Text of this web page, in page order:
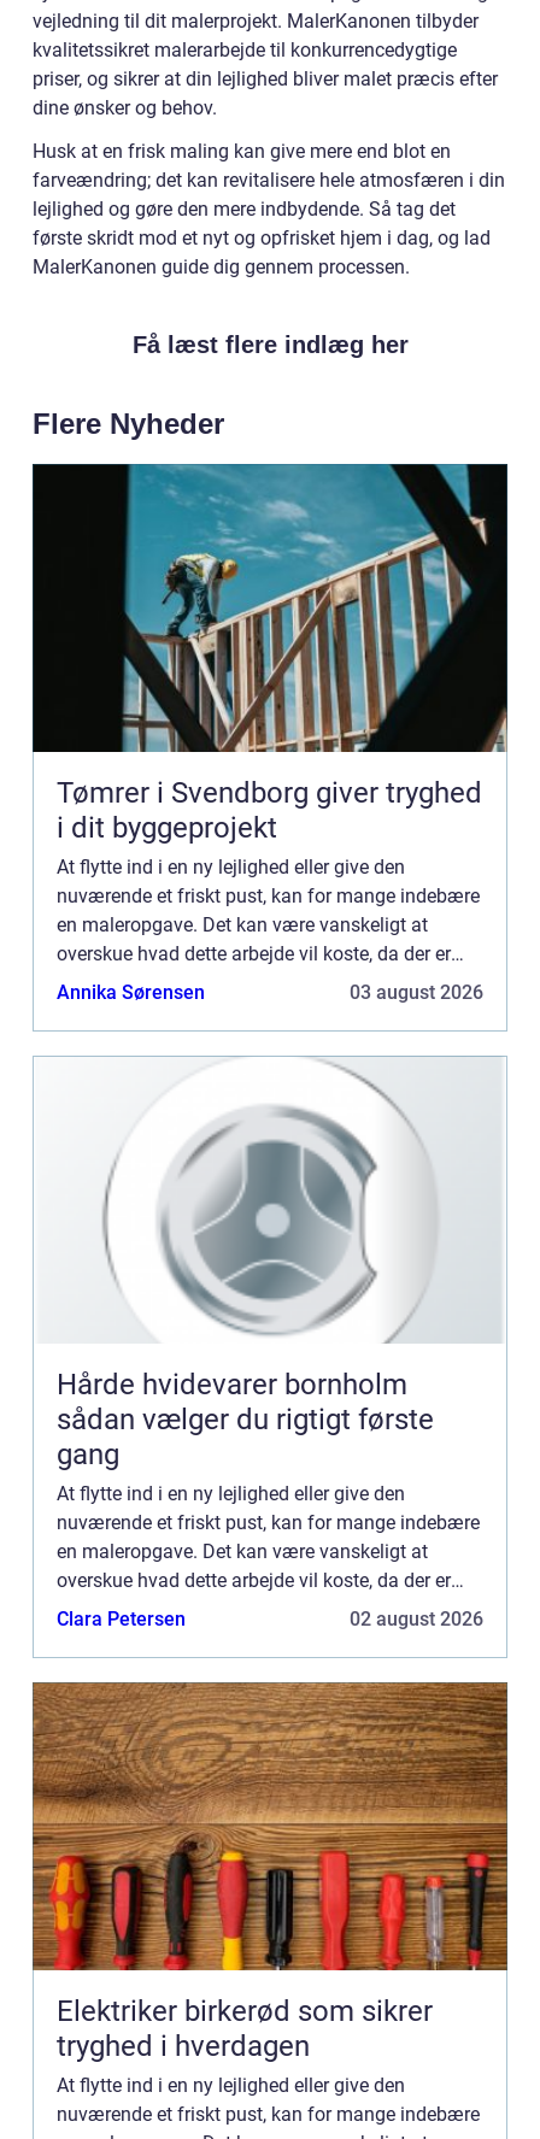
vejledning til dit malerprojekt. MalerKanonen tilbyder
kvalitetssikret malerarbejde til konkurrencedygtige
priser, og sikrer at din lejlighed bliver malet præcis efter
dine ønsker og behov.
Husk at en frisk maling kan give mere end blot en
farveændring; det kan revitalisere hele atmosfæren i din
lejlighed og gøre den mere indbydende. Så tag det
første skridt mod et nyt og opfrisket hjem i dag, og lad
MalerKanonen guide dig gennem processen.
Få læst flere indlæg her
Flere Nyheder
Tømrer i Svendborg giver tryghed
i dit byggeprojekt
At flytte ind i en ny lejlighed eller give den
nuværende et friskt pust, kan for mange indebære
en maleropgave. Det kan være vanskeligt at
overskue hvad dette arbejde vil koste, da der er
mange faktorer, der spiller ind. I denne artikel vil vi
Annika Sørensen 03 august 2026
Hårde hvidevarer bornholm
sådan vælger du rigtigt første
gang
At flytte ind i en ny lejlighed eller give den
nuværende et friskt pust, kan for mange indebære
en maleropgave. Det kan være vanskeligt at
overskue hvad dette arbejde vil koste, da der er
mange faktorer, der spiller ind. I denne artikel vil vi
Clara Petersen 02 august 2026
Elektriker birkerød som sikrer
tryghed i hverdagen
At flytte ind i en ny lejlighed eller give den
nuværende et friskt pust, kan for mange indebære